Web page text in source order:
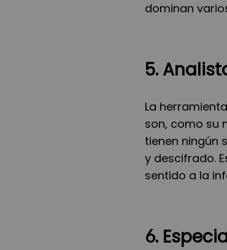
dominan
5.
La
son, como su
tienen ningún
y descifrado.
sentido a la
6.